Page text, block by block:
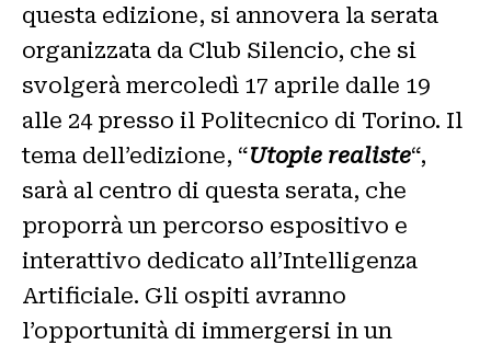
questa edizione, si annovera la serata
organizzata da Club Silencio, che si
svolgerà mercoledì 17 aprile dalle 19
alle 24 presso il Politecnico di Torino. Il
tema dell’edizione, “Utopie realiste“,
sarà al centro di questa serata, che
proporrà un percorso espositivo e
interattivo dedicato all’Intelligenza
Artificiale. Gli ospiti avranno
l’opportunità di immergersi in un